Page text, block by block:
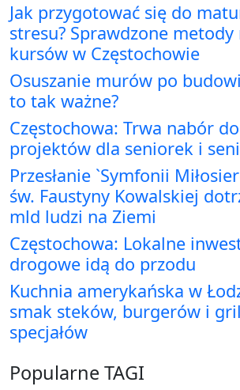
Jak przygotować się do
stresu? Sprawdzone metody
kursów w Częstochowie
Osuszanie murów po
to tak ważne?
Częstochowa: Trwa nabór
projektów dla seniorek i
Przesłanie `Symfonii
św. Faustyny Kowalskiej
mld ludzi na Ziemi
Częstochowa: Lokalne
drogowe idą do przodu
Kuchnia amerykańska w
smak steków, burgerów i
specjałów
Popularne TAGI